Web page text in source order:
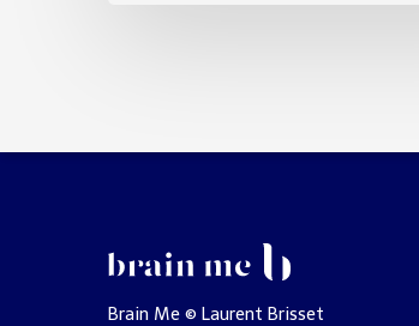
Brain Me © Laurent Brisset